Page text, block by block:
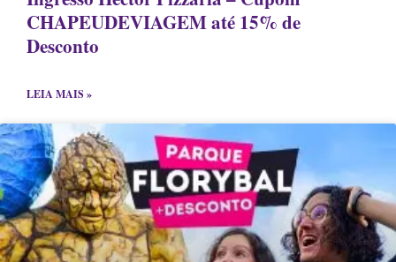
CHAPEUDEVIAGEM até 15% de
Desconto
LEIA MAIS »